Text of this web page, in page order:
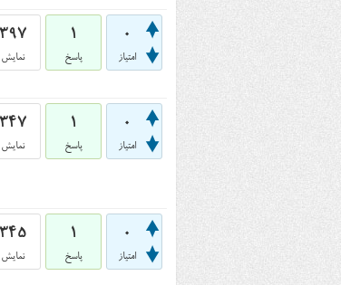
0
امتیاز
1
پاسخ
397
نمایش
0
امتیاز
1
پاسخ
347
نمایش
0
امتیاز
1
پاسخ
345
نمایش